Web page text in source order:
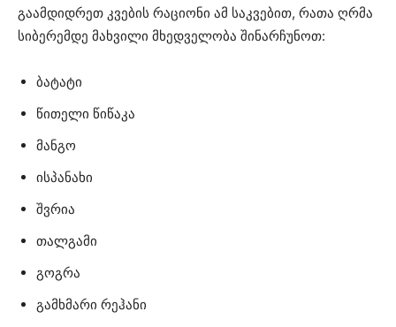
გაამდიდრეთ კვების რაციონი ამ საკვებით, რათა ღრმა
სიბერემდე მახვილი მხედველობა შინარჩუნოთ:
ბატატი
წითელი წიწაკა
მანგო
ისპანახი
შვრია
თალგამი
გოგრა
გამხმარი რეჰანი